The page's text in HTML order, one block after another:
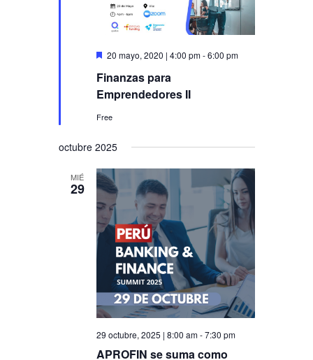
de
Eventos
Destacado
20 mayo, 2020 | 4:00 pm-6:00 pm
Finanzas para
Emprendedores II
Free
octubre 2025
MIÉ
29
29 octubre, 2025 | 8:00 am-7:30 pm
APROFIN se suma como